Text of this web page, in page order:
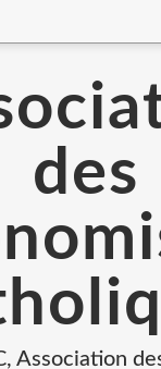
des
Association